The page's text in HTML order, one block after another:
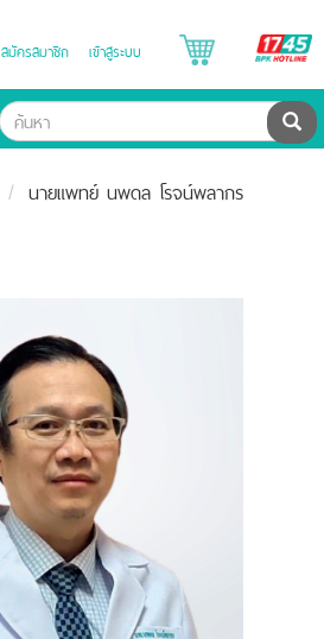
สมัครสมาชิก เข้าสู่ระบบ
ค้น
นายแพทย์ นพดล โรจน์พลากร